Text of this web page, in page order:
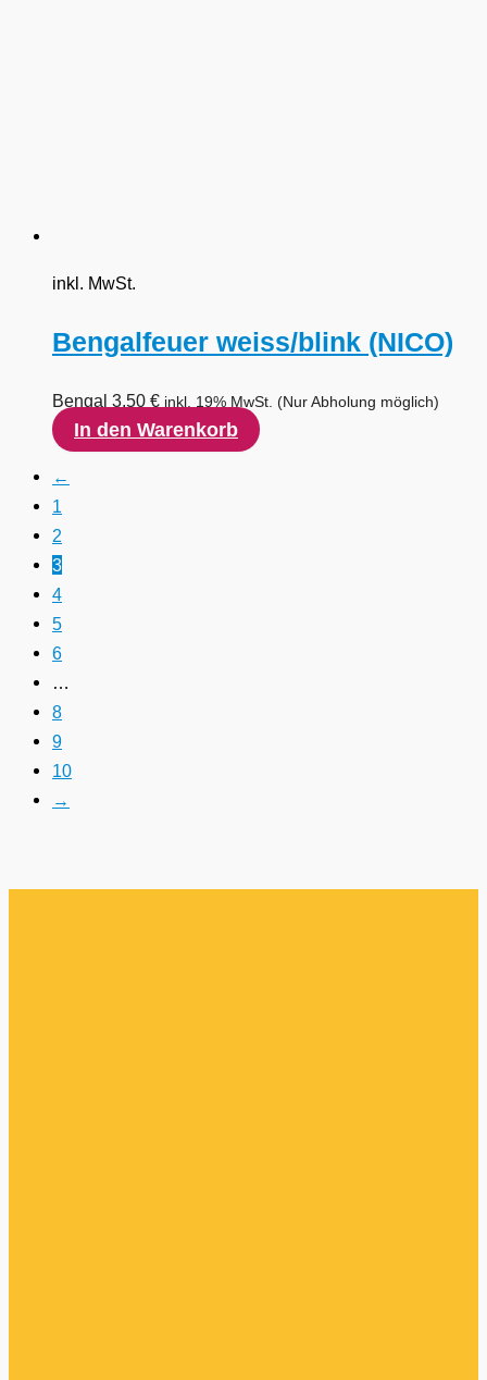
inkl. MwSt.
Bengalfeuer weiss/blink (NICO)
Bengal 3,50 € inkl. 19% MwSt. (Nur Abholung möglich)
In den Warenkorb
←
1
2
3
4
5
6
…
8
9
10
→